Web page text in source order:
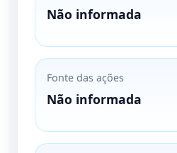
Não informada
Fonte das ações
Não informada